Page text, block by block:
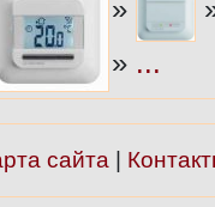
»
» ...
сайта